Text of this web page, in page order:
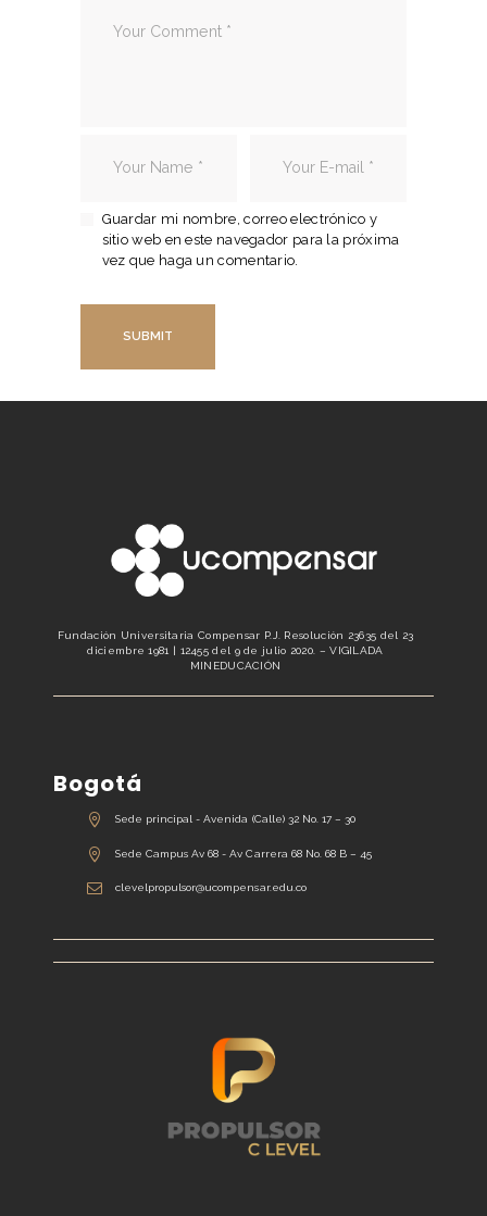
Guardar mi nombre, correo electrónico y
sitio web en este navegador para la próxima
vez que haga un comentario.
Fundación Universitaria Compensar P.J. Resolución 23635 del 23
diciembre 1981 | 12455 del 9 de julio 2020. – VIGILADA
MINEDUCACIÓN
Bogotá
Sede principal - Avenida (Calle) 32 No. 17 – 30
Sede Campus Av 68 - Av Carrera 68 No. 68 B – 45
clevelpropulsor@ucompensar.edu.co